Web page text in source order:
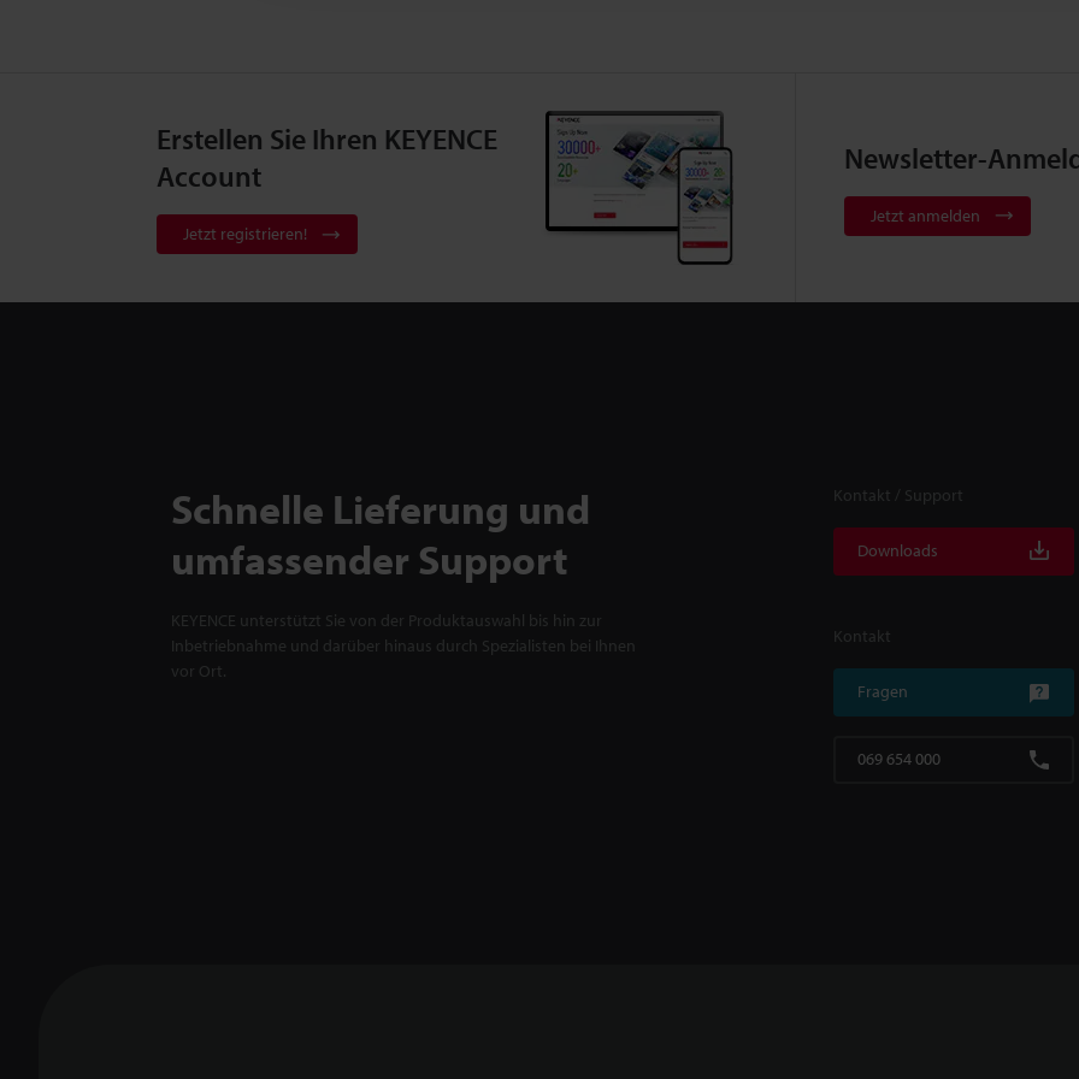
Erstellen Sie Ihren KEYENCE
Account
Jetzt registrieren!
Newsletter-
Jetzt anmelden
Schnelle Lieferung und
umfassender Support
KEYENCE unterstützt Sie von der Produktauswahl bis hin zur
Inbetriebnahme und darüber hinaus durch Spezialisten bei Ihnen
vor Ort.
Kontakt / Support
Downloads
Kontakt
Fragen
069 654 000